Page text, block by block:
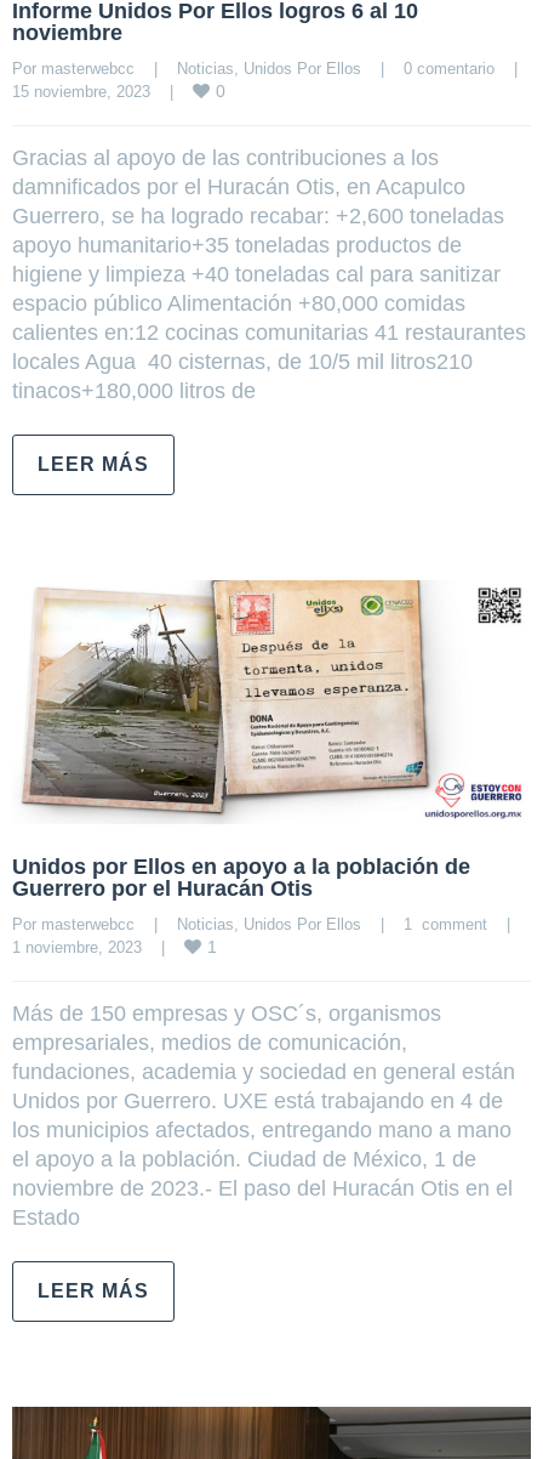
Informe Unidos Por Ellos logros 6 al 10
noviembre
Por masterwebcc | Noticias Unidos Por Ellos | 0 comentario
|
15 noviembre, 2023 | 0
Gracias al apoyo de las contribuciones a los
damnificados por el Huracán Otis, en Acapulco
Guerrero, se ha logrado recabar: +2,600 toneladas
apoyo humanitario+35 toneladas productos de
higiene y limpieza +40 toneladas cal para sanitizar
espacio público Alimentación +80,000 comidas
calientes en:12 cocinas comunitarias 41 restaurantes
locales Agua 40 cisternas, de 10/5 mil litros210
tinacos+180,000 litros de
LEER MÁS
Unidos por Ellos en apoyo a la población de
Guerrero por el Huracán Otis
Por masterwebcc Noticias, Unidos Por Ellos 1  comment
1 noviembre, 2023
1
Más de 150 empresas y OSC´s, organismos
empresariales, medios de comunicación,
fundaciones, academia y sociedad en general están
Unidos por Guerrero. UXE está trabajando en 4 de
los municipios afectados, entregando mano a mano
el apoyo a la población. Ciudad de México, 1 de
noviembre de 2023.- El paso del Huracán Otis en el
Estado
LEER MÁS